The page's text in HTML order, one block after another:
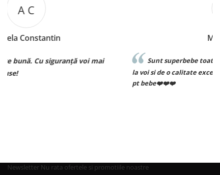
Sunt superbebe toate hainutele ce le am
la voi si de o calitate excelenta voi reveni curand pt
Newsletter Nu rata ofertele si promotiile noastre